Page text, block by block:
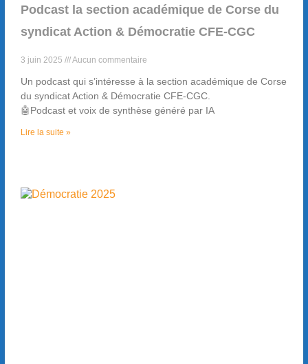
Podcast la section académique de Corse du
syndicat Action & Démocratie CFE-CGC
3 juin 2025 Aucun commentaire
Un podcast qui s’intéresse à la section académique de Corse
du syndicat Action & Démocratie CFE-CGC.
🤖Podcast et voix de synthèse généré par IA
Lire la suite »